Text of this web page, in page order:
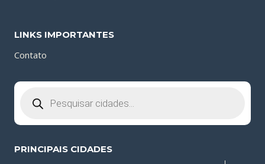
LINKS IMPORTANTES
Contato
produtos
PRINCIPAIS CIDADES